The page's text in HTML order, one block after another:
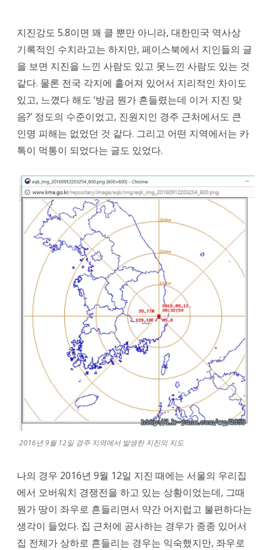
심
각
하
느
껴
지
지
않
지
만
여
전
히
불
하
다.
지진강도 5.8이면 꽤 클 뿐만 아니라, 대한민국 역사상
기록적인 수치라고는 하지만, 페이스북에서 지인들의 글
을 보면 지진을 느낀 사람도 있고 못느낀 사람도 있는 것
같다. 물론 전국 각지에 흩어져 있어서 지리적인 차이도
있고, 느꼈다 해도 ‘방금 뭔가 흔들렸는데 이거 지진 맞
음?’ 정도의 수준이었고, 진원지인 경주 근처에서도 큰
인명 피해는 없었던 것 같다. 그리고 어떤 지역에서는 카
톡이 먹통이 되었다는 글도 있었다.
2016년 9월 12일 경주 지역에서 발생한 지진의 지도
나의 경우 2016년 9월 12일 지진 때에는 서울의 우리집
에서 오버워치 경쟁전을 하고 있는 상황이었는데, 그때
뭔가 땅이 좌우로 흔들리면서 약간 어지럽고 불편하다는
생각이 들었다. 집 근처에 공사하는 경우가 종종 있어서
집 전체가 상하로 흔들리는 경우는 익숙했지만, 좌우로